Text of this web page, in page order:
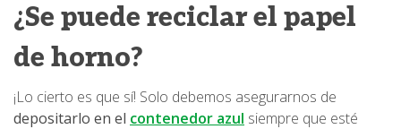
¿Se puede reciclar el papel
de horno?
¡Lo cierto es que sí! Solo debemos asegurarnos de
depositarlo en el contenedor azul siempre que esté